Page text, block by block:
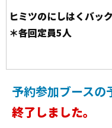
ヒミツのにしはくバッ
＊各回定員5人
予約参加ブース
終了しました。